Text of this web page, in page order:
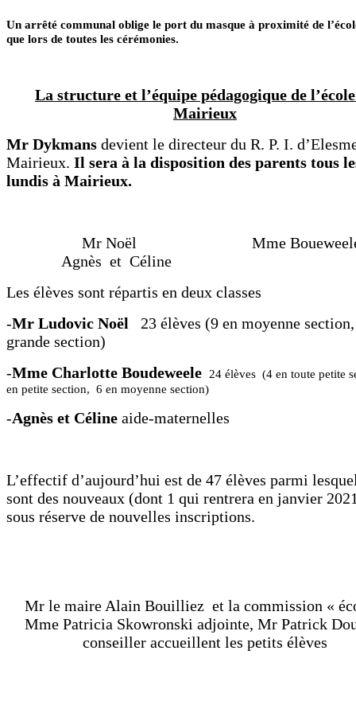
Un arrêté communal oblige le port du masque à proximité de
que lors de toutes les cérémonies.
La structure et l’équipe pédagogique de
Mairieux
Mr Dykmans devient le directeur du R. P. I.
Mairieux. Il sera à la disposition des parents tous
lundis à Mairieux.
Mr Noël Mme
Agnès et Céline
Les élèves sont répartis en deux classes
-Mr Ludovic Noël 23 élèves (9 en moyenne
grande section)
-Mme Charlotte Boudeweele 24 élèves (4 en toute petite
en petite section, 6 en moyenne section)
-Agnès et Céline aide-maternelles
L’effectif d’aujourd’hui est de 47 élèves parmi
sont des nouveaux (dont 1 qui rentrera en janvier
sous réserve de nouvelles inscriptions.
Mr le maire Alain Bouilliez et la commission «
Mme Patricia Skowronski adjointe, Mr Patrick
conseiller accueillent les petits élèves